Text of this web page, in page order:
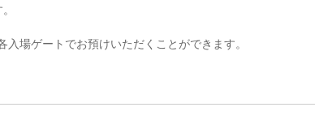
場ゲートでお預けいただくことができます。